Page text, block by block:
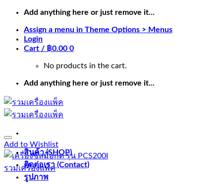
Skip
content
Add anything here or just remove it...
Assign a menu in Theme Options > Menus
Login
Cart / ฿0.00 0
No products in the cart.
Add anything here or just remove it...
สินค้า (SHOP)
ติดต่อเรา (Contact)
รูปภาพ
Add to Wishlist
รวมเครื่องแพ็ค